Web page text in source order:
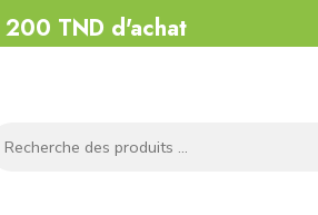
TND d'achat